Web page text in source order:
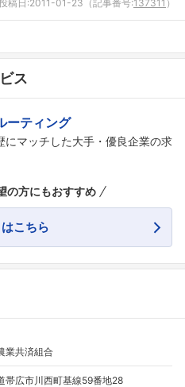
稿日:2011-01-23 （記事番号:137311 ）
ス
ーティング
にマッチした大手・優良企業の求
の方にもおすすめ
こちら
業共済組合
帯広市川西町基線59番地28